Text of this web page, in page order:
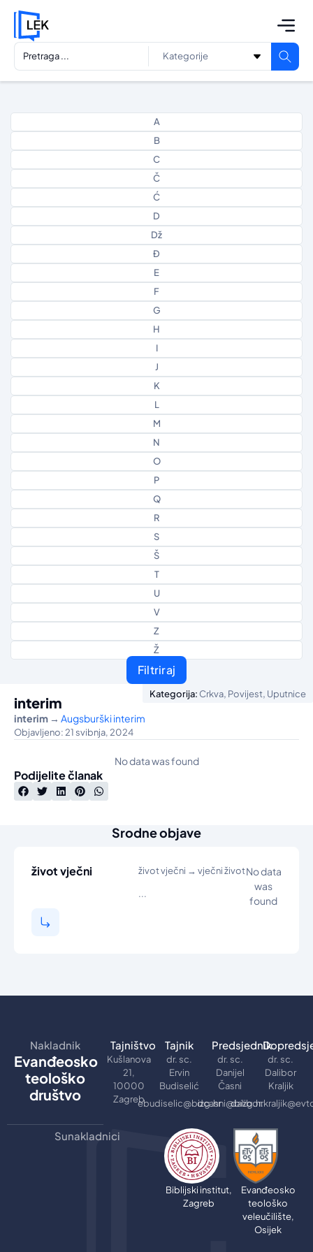
A
B
C
Č
Ć
D
Dž
Đ
E
F
G
H
I
J
K
L
M
N
O
P
Q
R
S
Š
T
U
V
Z
Ž
Filtriraj
Kategorija: Crkva, Povijest, Uputnice
interim
interim → Augsburški interim
Objavljeno: 21 svibnja, 2024
No data was found
Podijelite članak
Srodne objave
život vječni život vječni → vječni život
...
No data
was
found
Nakladnik
Evanđeosko
teološko
društvo
Tajništvo
Kušlanova
21,
10000
Zagreb
Tajnik
dr. sc.
Ervin
Budiselić
ebudiselic@bizg.hr
Predsjednik
dr. sc.
Danijel
Časni
dcasni@bizg.hr
dr. sc.
Dalibor
Kraljik
Sunakladnici
Biblijski institut,
Zagreb
Evanđeosko
teološko
veleučilište,
Osijek